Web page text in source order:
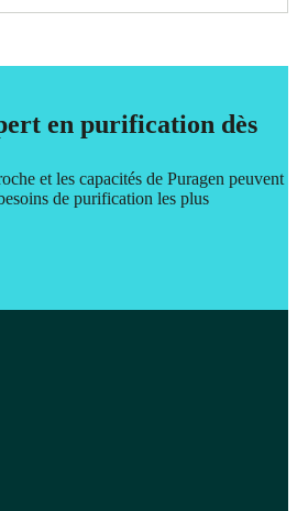
en purification dès
et les capacités de Puragen peuvent
de purification les plus